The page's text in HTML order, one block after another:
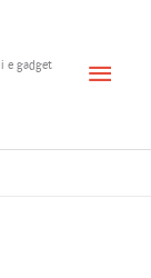
e gadget
Menu